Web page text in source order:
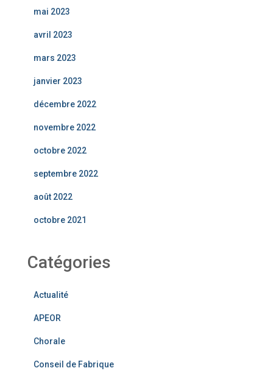
mai 2023
avril 2023
mars 2023
janvier 2023
décembre 2022
novembre 2022
octobre 2022
septembre 2022
août 2022
octobre 2021
Catégories
Actualité
APEOR
Chorale
Conseil de Fabrique